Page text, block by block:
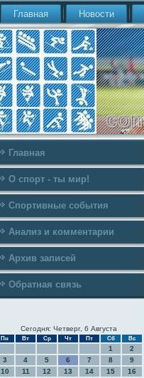
Главная Новости
Главная
О спорт - ты мир!
Спортивные события
Анализ и комментарии
Архив записей
Обратная связь
Сегодня: Четверг, 6 Августа
Пн Вт Ср Чт Пт Сб Вс
1
2
3
4 5 6 7 8
9
10
11 12 13 14 15
16